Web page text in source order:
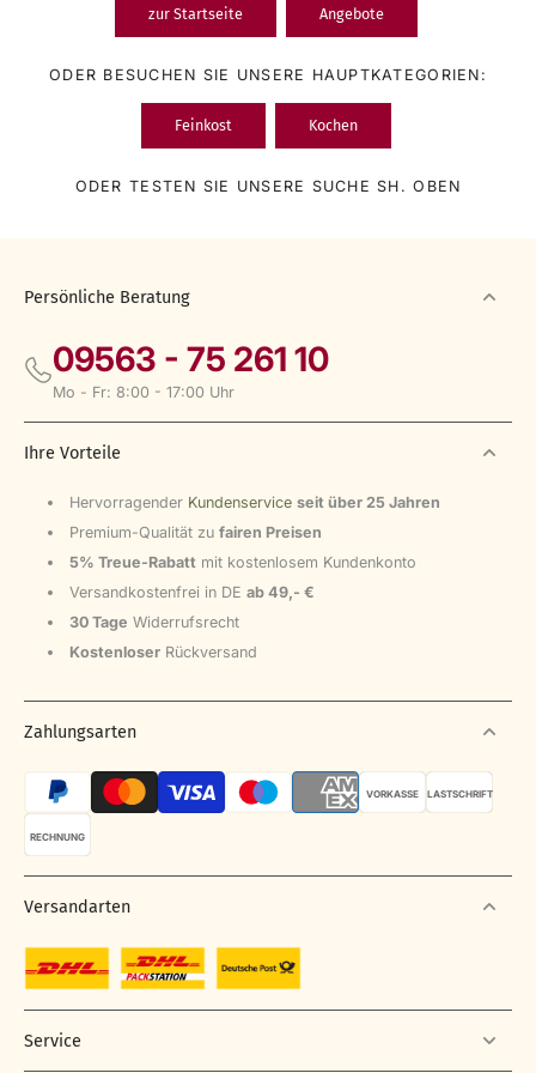
zur Startseite Angebote
ODER BESUCHEN SIE UNSERE HAUPTKATEGORIEN:
Feinkost Kochen
ODER TESTEN SIE UNSERE SUCHE SH. OBEN
Persönliche Beratung
09563 - 75 261 10
Mo - Fr: 8:00 - 17:00 Uhr
Ihre Vorteile
Hervorragender Kundenservice seit über 25 Jahren
Premium-Qualität zu fairen Preisen
5% Treue-Rabattmit kostenlosem Kundenkonto
Versandkostenfrei in DE ab 49,- €
30 Tage Widerrufsrecht
KostenloserRückversand
Zahlungsarten
VORKASSE LASTSCHRIFT
RECHNUNG
Versandarten
Service